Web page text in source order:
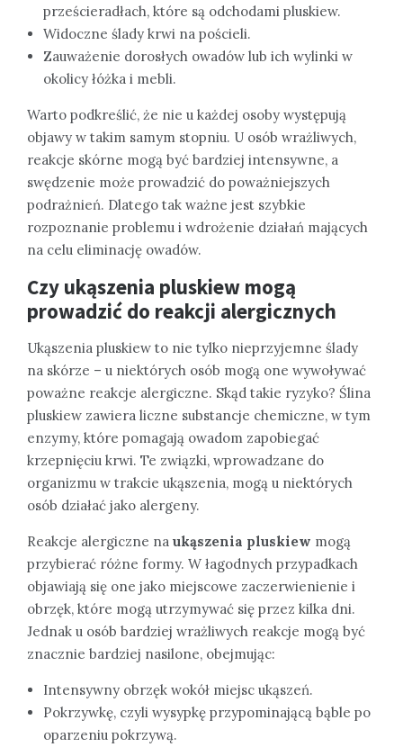
prześcieradłach, które są odchodami pluskiew.
Widoczne ślady krwi na pościeli.
Zauważenie dorosłych owadów lub ich wylinki w
okolicy łóżka i mebli.
Warto podkreślić, że nie u każdej osoby występują
objawy w takim samym stopniu. U osób wrażliwych,
reakcje skórne mogą być bardziej intensywne, a
swędzenie może prowadzić do poważniejszych
podrażnień. Dlatego tak ważne jest szybkie
rozpoznanie problemu i wdrożenie działań mających
na celu eliminację owadów.
Czy ukąszenia pluskiew mogą
prowadzić do reakcji alergicznych
Ukąszenia pluskiew to nie tylko nieprzyjemne ślady
na skórze – u niektórych osób mogą one wywoływać
poważne reakcje alergiczne. Skąd takie ryzyko? Ślina
pluskiew zawiera liczne substancje chemiczne, w tym
enzymy, które pomagają owadom zapobiegać
krzepnięciu krwi. Te związki, wprowadzane do
organizmu w trakcie ukąszenia, mogą u niektórych
osób działać jako alergeny.
Reakcje alergiczne na ukąszenia pluskiew mogą
przybierać różne formy. W łagodnych przypadkach
objawiają się one jako miejscowe zaczerwienienie i
obrzęk, które mogą utrzymywać się przez kilka dni.
Jednak u osób bardziej wrażliwych reakcje mogą być
znacznie bardziej nasilone, obejmując:
Intensywny obrzęk wokół miejsc ukąszeń.
Pokrzywkę, czyli wysypkę przypominającą bąble po
oparzeniu pokrzywą.